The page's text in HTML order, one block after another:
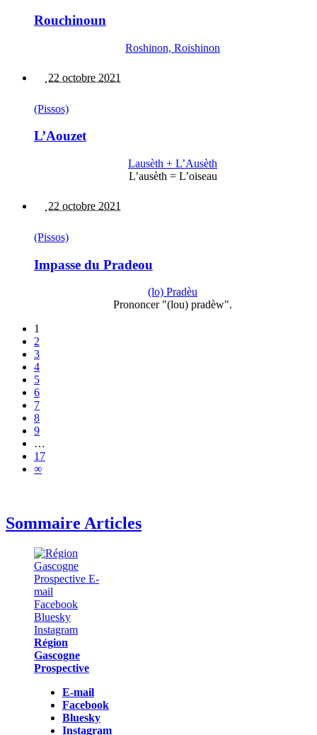
Rouchinoun
Roshinon, Roishinon
22 octobre 2021
(Pissos)
L’Aouzet
Lausèth + L’Ausèth
L’ausèth = L’oiseau
22 octobre 2021
(Pissos)
Impasse du Pradeou
(lo) Pradèu
Prononcer "(lou) pradèw".
1
2
3
4
5
6
7
8
9
…
17
∞
Sommaire Articles
Région
Gascogne
Prospective
E-mail
Facebook
Bluesky
Instagram